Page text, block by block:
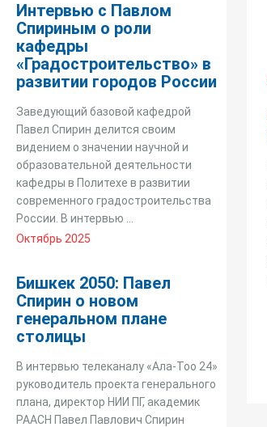
Интервью с Павлом
Спириным о роли
кафедры
«Градостроительство» в
развитии городов России
Заведующий базовой кафедрой
Павел Спирин делится своим
видением о значении научной и
образовательной деятельности
кафедры в Политехе в развитии
современного градостроительства
России. В интервью ...
Октябрь 2025
Бишкек 2050: Павел
Спирин о новом
генеральном плане
столицы
В интервью телеканалу «Ала-Тоо 24»
руководитель проекта генерального
плана, директор НИИ ПГ, академик
РААСН Павел Павлович Спирин